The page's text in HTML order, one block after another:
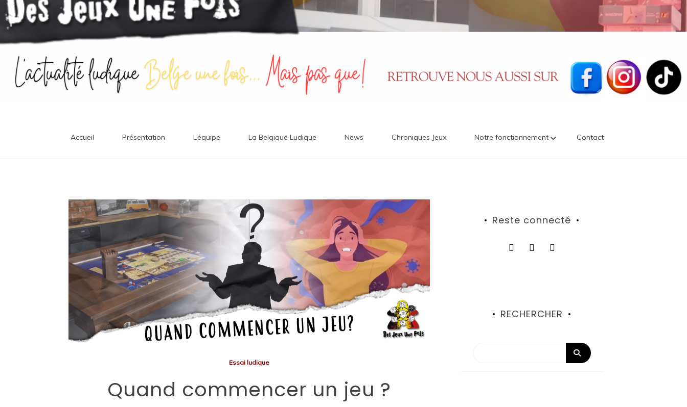
Accueil Présentation L’équipe La Belgique Ludique News Chroniques Jeux Notre fonctionnement Contact
Essai ludique
Quand commencer un jeu ?
Reste connecté
RECHERCHER